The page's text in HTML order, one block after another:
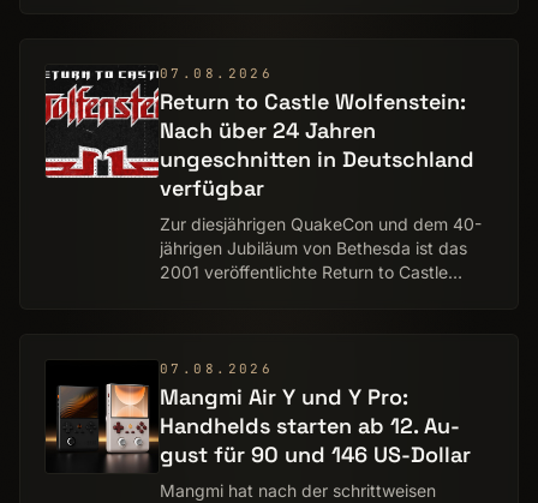
Mach…
07.08.2026
Return to Castle Wolfenstein:
Nach über 24 Jahren
ungeschnitten in Deutschland
verfügbar
Zur diesjährigen QuakeCon und dem 40-
jährigen Jubiläum von Bethesda ist das
2001 veröffentlichte Return to Castle
07.08.2026
Mangmi Air Y und Y Pro:
Handhelds starten ab 12. Au­
gust für 90 und 146 US-Dollar
Mangmi hat nach der schrittweisen